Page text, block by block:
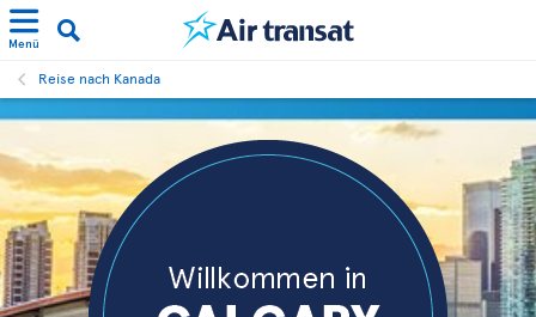
Menü
Reise nach Kanada